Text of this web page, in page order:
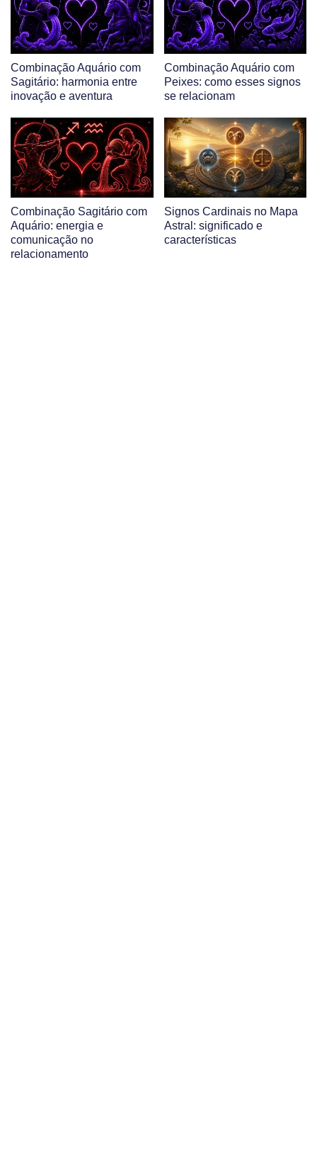
Combinação Aquário com
Sagitário: harmonia entre
inovação e aventura
Combinação Aquário com
Peixes: como esses signos
se relacionam
Combinação Sagitário com
Aquário: energia e
comunicação no
relacionamento
Signos Cardinais no Mapa
Astral: significado e
características